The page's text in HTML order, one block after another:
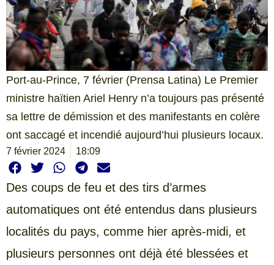
Port-au-Prince, 7 février (Prensa Latina) Le Premier
ministre haïtien Ariel Henry n’a toujours pas présenté
sa lettre de démission et des manifestants en colère
ont saccagé et incendié aujourd’hui plusieurs locaux.
7 février 2024 18:09
Des coups de feu et des tirs d’armes
automatiques ont été entendus dans plusieurs
localités du pays, comme hier après-midi, et
plusieurs personnes ont déjà été blessées et